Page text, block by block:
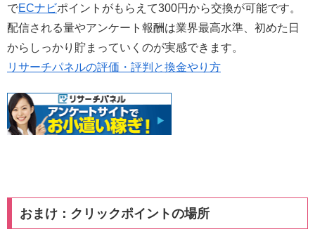
でECナビポイントがもらえて300円から交換が可能です。
配信される量やアンケート報酬は業界最高水準、初めた日
からしっかり貯まっていくのが実感できます。
リサーチパネルの評価・評判と換金やり方
おまけ：クリックポイントの場所